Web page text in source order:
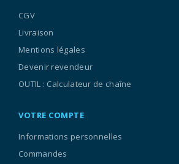
CGV
Livraison
Mentions légales
Devenir revendeur
OUTIL : Calculateur de chaîne
VOTRE COMPTE
Informations personnelles
Commandes